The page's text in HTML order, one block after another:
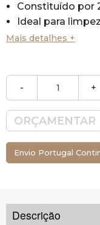
Constituído por
Ideal para
Longa
Ergonômico:
projetado para
evitar dores na
A extremidade
facilitar o
extremidade,
Sistema lampo
rapido com
Mais detalhes +
- +
ORÇAMENTAR
Envio Portugal
Descrição